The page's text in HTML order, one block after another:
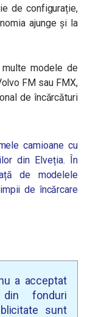
de configurație,
ajunge și la
modele de
FM sau FMX,
de încărcături
camioane cu
din Elveția. În
de modelele
de încărcare
a acceptat
fonduri
sunt